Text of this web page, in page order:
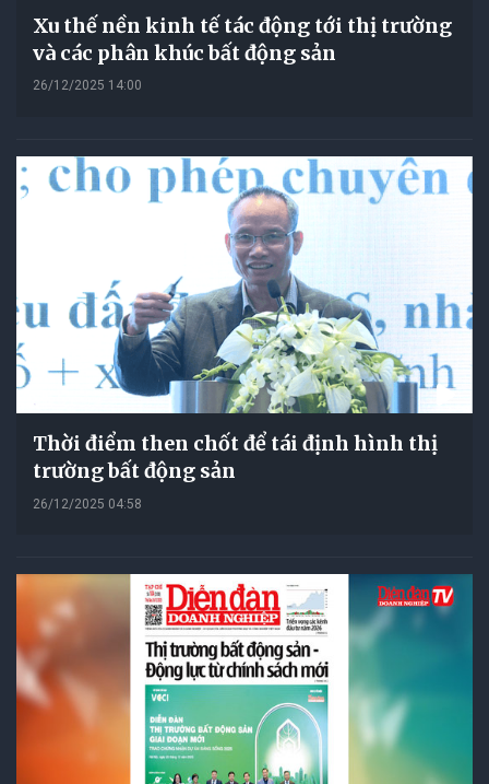
Xu thế nền kinh tế tác động tới thị trường
và các phân khúc bất động sản
26/12/2025 14:00
Thời điểm then chốt để tái định hình thị
trường bất động sản
26/12/2025 04:58